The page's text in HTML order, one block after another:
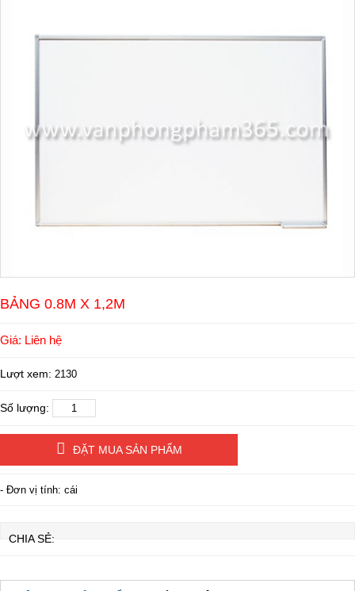
BẢNG 0.8M X 1,2M
Giá: Liên hệ
Lượt xem: 2130
Số lượng:
ĐẶT MUA SẢN PHẨM
- Đơn vị tính: cái
CHIA SẺ: